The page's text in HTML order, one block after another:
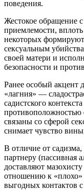
поведения.
Жестокое обращение
приемлемости,
некоторых
сексуальным
своей матери и
безопасности и
Ранее особый акцент
«лагния» —
садист­ского
противоположностью
связаны со сферой
снимает чувство
В отличие от
партнеру (пассив­ная
доставляют
отношению к «плохо»
выгодных контактов